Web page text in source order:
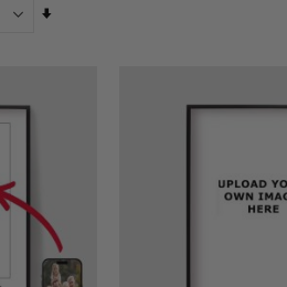
fotoposters vardagliga